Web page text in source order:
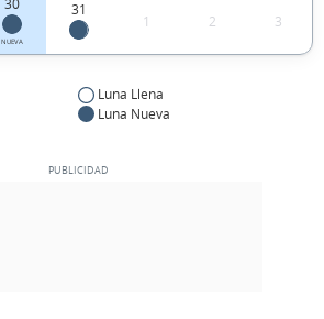
NUEVA
31
1 2 3
Luna Llena
Luna Nueva